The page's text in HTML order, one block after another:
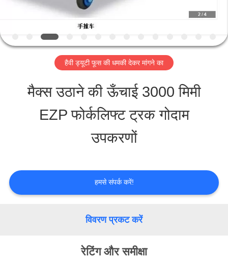
गुणवत्ता
एक
हैवी ड्यूटी फूस की धमकी देकर मांगने का
मैक्स उठाने की ऊँचाई 3000 मिमी
EZP फोर्कलिफ्ट ट्रक गोदाम
उपकरणों
हमसे संपर्क करें!
विवरण प्रकट करें
रेटिंग और समीक्षा